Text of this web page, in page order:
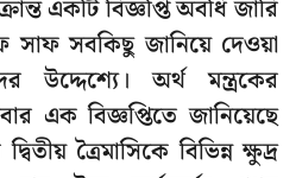
একটি বিজ্ঞপ্তি অবধি জারি
সাফ সবকিছু জানিয়ে দেওয়া
উদ্দেশ্যে। অর্থ মন্ত্রকের
এক বিজ্ঞপ্তিতে জানিয়েছে
ত্রৈমাসিকে বিভিন্ন ক্ষুদ্র